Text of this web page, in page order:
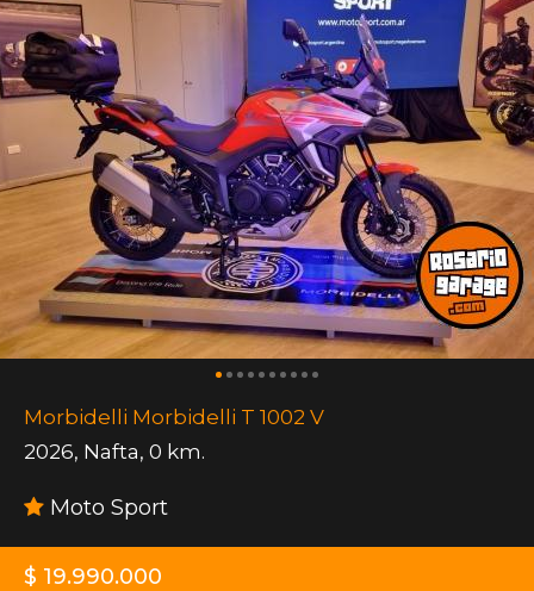
Morbidelli Morbidelli T 1002 V
2026, Nafta, 0 km.
Moto Sport
$ 19.990.000